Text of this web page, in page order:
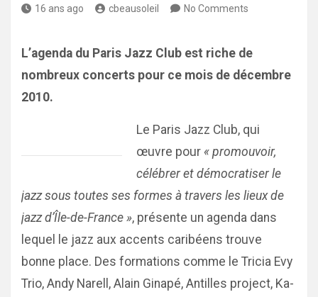
16 ans ago cbeausoleil No Comments
L’agenda du Paris Jazz Club est riche de
nombreux concerts pour ce mois de décembre
2010.
Le Paris Jazz Club, qui
œuvre pour « promouvoir,
célébrer et démocratiser le
jazz sous toutes ses formes à travers les lieux de
jazz d’Île-de-France », présente un agenda dans
lequel le jazz aux accents caribéens trouve
bonne place. Des formations comme le Tricia Evy
Trio, Andy Narell, Alain Ginapé, Antilles project, Ka-